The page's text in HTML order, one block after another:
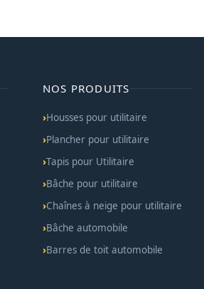
NOS PRODUITS
Housses pour utilitaire
Plancher pour utilitaire
Tapis pour Utilitaire
Bâche pour utilitaire
Chaînes à neige pour utilitaire
Bâche automobile
Barres de toit automobile